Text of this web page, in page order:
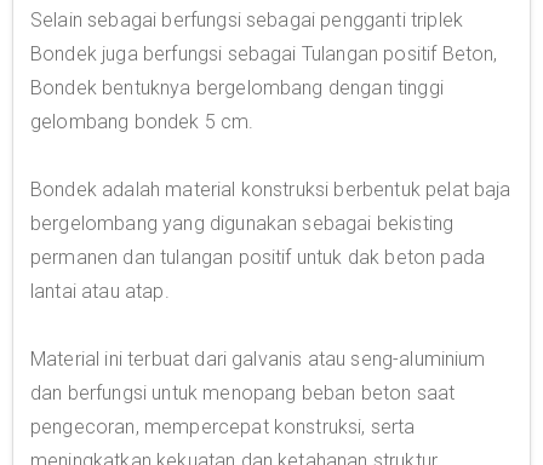
Selain sebagai berfungsi sebagai pengganti triplek
Bondek juga berfungsi sebagai Tulangan positif Beton,
Bondek bentuknya bergelombang dengan tinggi
gelombang bondek 5 cm.
Bondek adalah material konstruksi berbentuk pelat baja
bergelombang yang digunakan sebagai bekisting
permanen dan tulangan positif untuk dak beton pada
lantai atau atap.
Material ini terbuat dari galvanis atau seng-aluminium
dan berfungsi untuk menopang beban beton saat
pengecoran, mempercepat konstruksi, serta